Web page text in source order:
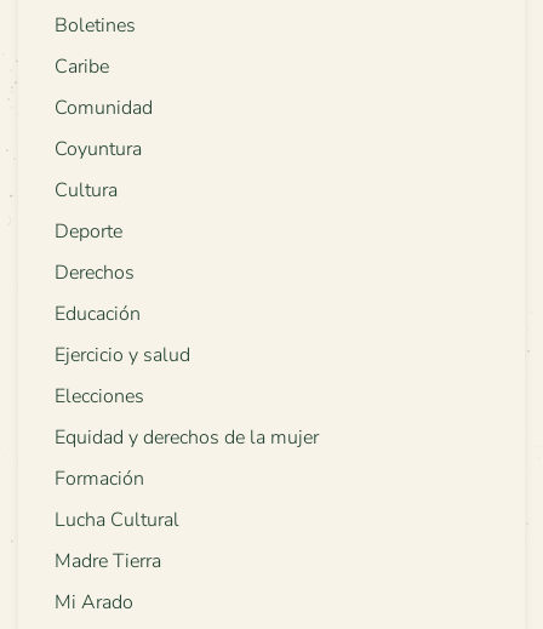
Boletines
Caribe
Comunidad
Coyuntura
Cultura
Deporte
Derechos
Educación
Ejercicio y salud
Elecciones
Equidad y derechos de la mujer
Formación
Lucha Cultural
Madre Tierra
Mi Arado